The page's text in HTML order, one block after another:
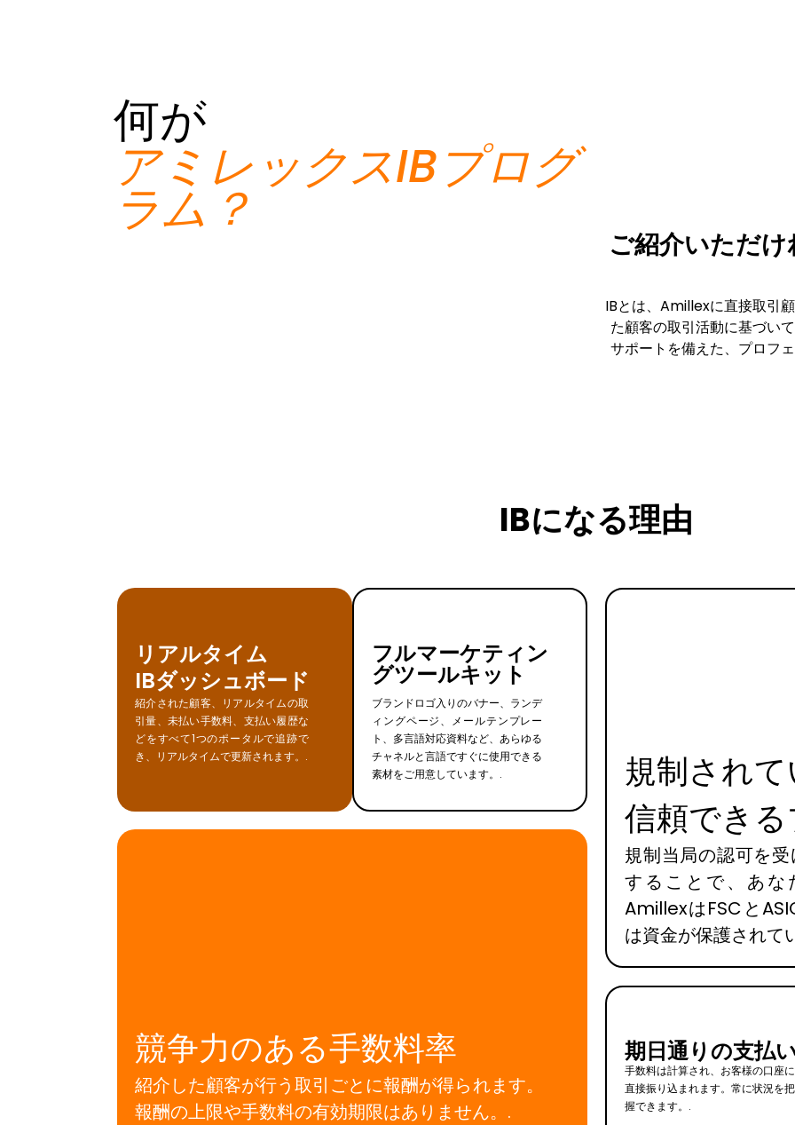
何が
アミレックスIBプログ
ラム？
ご紹介いただ
IBとは、Amillexに直接取引
た顧客の取引活動に基づい
サポートを備えた、プロフ
IBになる理由
リアルタイム
IBダッシュボード
紹介された顧客、リアルタイムの取
引量、未払い手数料、支払い履歴な
どをすべて1つのポータルで追跡で
き、リアルタイムで更新されます。.
フルマーケティン
グツールキット
ブランドロゴ入りのバナー、ランデ
ィングページ、メールテンプレー
ト、多言語対応資料など、あらゆる
チャネルと言語ですぐに使用できる
素材をご用意しています。.
競争力のある手数料率
紹介した顧客が行う取引ごとに報酬が得られます。
報酬の上限や手数料の有効期限はありません。.
規制され
信頼でき
規制当局の認可を
することで、あな
AmillexはFSCと
は資金が保護されて
期日通りの支払
手数料は計算され、お客様の口座に
直接振り込まれます。常に状況を把
握できます。.